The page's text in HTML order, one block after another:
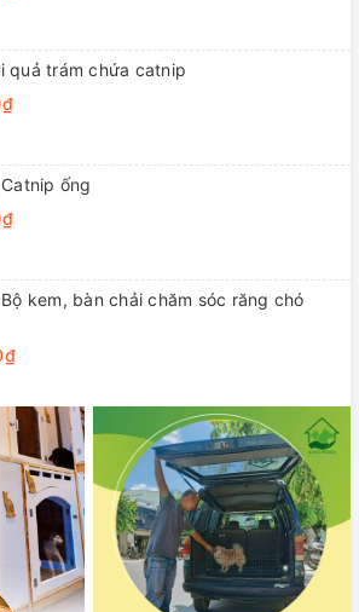
quả trám chứa catnip
ống
kem, bàn chải chăm sóc răng chó